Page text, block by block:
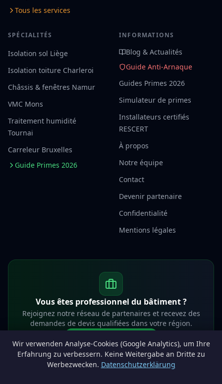
Wir verwenden Analyse-Cookies (Google Analytics), um Ihre
Erfahrung zu verbessern. Keine Weitergabe an Dritte zu
Werbezwecken. Datenschutzerklärung
Tous les services
SPÉCIALITÉS
Isolation sol Liège
Isolation toiture Charleroi
Châssis & fenêtres Namur
VMC Mons
Traitement humidité
Tournai
Carreleur Bruxelles
Guide Primes 2026
INFORMATIONS
Blog & Actualités
Guide Anti-Arnaque
Guides Primes 2026
Simulateur de primes
Installateurs certifiés
RESCERT
À propos
Notre équipe
Contact
Devenir partenaire
Confidentialité
Mentions légales
Vous êtes professionnel du bâtiment ?
Rejoignez notre réseau de partenaires et recevez des
demandes de devis qualifiées dans votre région.
info@lesprosdemaville.be